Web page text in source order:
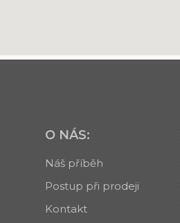
O NÁS:
Náš příběh
Postup při prodeji
Kontakt